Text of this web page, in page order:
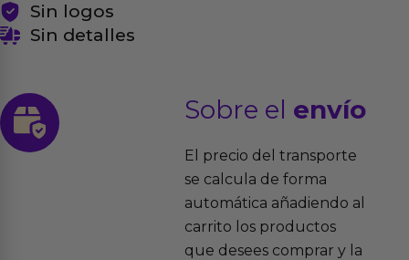
Sin logos
Sin detalles
Sobre el envío
El precio del transporte
se calcula de forma
automática añadiendo al
carrito los productos
que desees comprar y la